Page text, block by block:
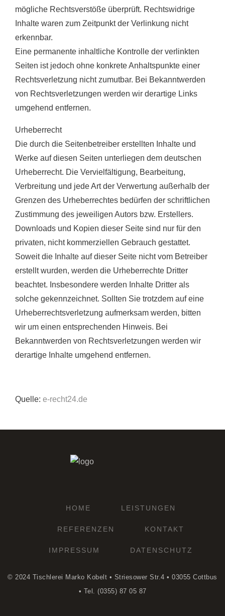
mögliche Rechtsverstöße überprüft. Rechtswidrige
Inhalte waren zum Zeitpunkt der Verlinkung nicht
erkennbar.
Eine permanente inhaltliche Kontrolle der verlinkten
Seiten ist jedoch ohne konkrete Anhaltspunkte einer
Rechtsverletzung nicht zumutbar. Bei Bekanntwerden
von Rechtsverletzungen werden wir derartige Links
umgehend entfernen.
Urheberrecht
Die durch die Seitenbetreiber erstellten Inhalte und
Werke auf diesen Seiten unterliegen dem deutschen
Urheberrecht. Die Vervielfältigung, Bearbeitung,
Verbreitung und jede Art der Verwertung außerhalb der
Grenzen des Urheberrechtes bedürfen der schriftlichen
Zustimmung des jeweiligen Autors bzw. Erstellers.
Downloads und Kopien dieser Seite sind nur für den
privaten, nicht kommerziellen Gebrauch gestattet.
Soweit die Inhalte auf dieser Seite nicht vom Betreiber
erstellt wurden, werden die Urheberrechte Dritter
beachtet. Insbesondere werden Inhalte Dritter als
solche gekennzeichnet. Sollten Sie trotzdem auf eine
Urheberrechtsverletzung aufmerksam werden, bitten
wir um einen entsprechenden Hinweis. Bei
Bekanntwerden von Rechtsverletzungen werden wir
derartige Inhalte umgehend entfernen.
Quelle: e-recht24.de
HOME LEISTUNGEN
REFERENZEN KONTAKT
IMPRESSUM DATENSCHUTZ
© 2024 Tischlerei Marko Kobelt • Striesower Str.4 • 03055 Cottbus
• Tel. (0355) 87 05 87